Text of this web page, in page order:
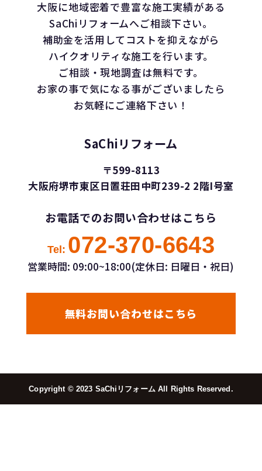
大阪に地域密着で豊富な施工実績がある
SaChiリフォームへご相談下さい。
補助金を活用してコストを抑えながら
ハイクオリティな施工を行います。
ご相談・現地調査は無料です。
お家の事で気になる事がございましたら
お気軽にご連絡下さい！
SaChiリフォーム
〒599-8113
大阪府堺市東区日置荘田中町239-2 2階I号室
お電話でのお問い合わせはこちら
Tel: 072-370-6643
営業時間: 09:00~18:00(定休日: 日曜日・祝日)
無料お問い合わせはこちら
Copyright ©︎ 2023 SaChiリフォーム All Rights Reserved.